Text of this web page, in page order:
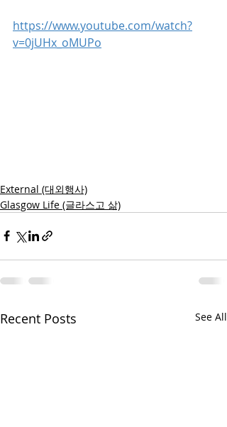
https://www.youtube.com/watch?
v=0jUHx_oMUPo
External (대외행사)
Glasgow Life (글라스고 삶)
Recent Posts See All